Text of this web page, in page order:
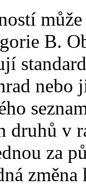
B.
nebo
druhů v
za